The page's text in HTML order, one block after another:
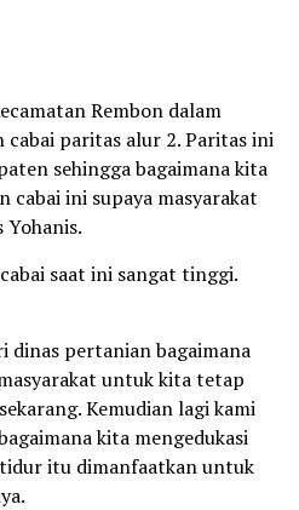
Rembon dalam
cabai paritas alur 2. Paritas ini
sehingga bagaimana kita
cabai ini supaya masyarakat
Yohanis.
saat ini sangat tinggi.
dinas pertanian bagaimana
untuk kita tetap
Kemudian lagi kami
kita mengedukasi
itu dimanfaatkan untuk